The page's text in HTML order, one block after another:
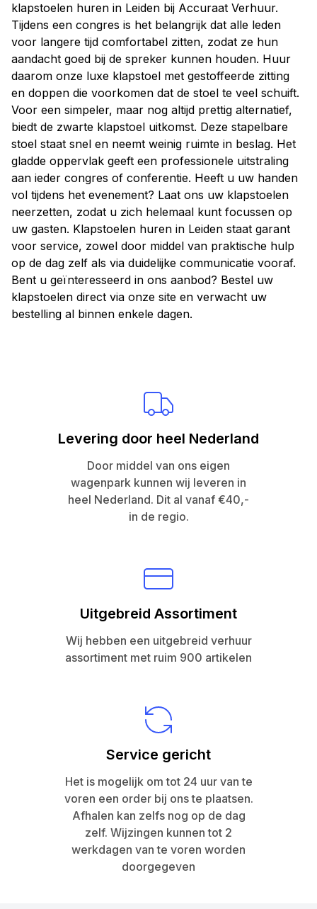
klapstoelen huren in Leiden bij Accuraat Verhuur.
Tijdens een congres is het belangrijk dat alle leden
voor langere tijd comfortabel zitten, zodat ze hun
aandacht goed bij de spreker kunnen houden. Huur
daarom onze luxe klapstoel met gestoffeerde zitting
en doppen die voorkomen dat de stoel te veel schuift.
Voor een simpeler, maar nog altijd prettig alternatief,
biedt de zwarte klapstoel uitkomst. Deze stapelbare
stoel staat snel en neemt weinig ruimte in beslag. Het
gladde oppervlak geeft een professionele uitstraling
aan ieder congres of conferentie. Heeft u uw handen
vol tijdens het evenement? Laat ons uw klapstoelen
neerzetten, zodat u zich helemaal kunt focussen op
uw gasten. Klapstoelen huren in Leiden staat garant
voor service, zowel door middel van praktische hulp
op de dag zelf als via duidelijke communicatie vooraf.
Bent u geïnteresseerd in ons aanbod? Bestel uw
klapstoelen direct via onze site en verwacht uw
bestelling al binnen enkele dagen.
Levering door heel Nederland
Door middel van ons eigen
wagenpark kunnen wij leveren in
heel Nederland. Dit al vanaf €40,-
in de regio.
Uitgebreid Assortiment
Wij hebben een uitgebreid verhuur
assortiment met ruim 900 artikelen
Service gericht
Het is mogelijk om tot 24 uur van te
voren een order bij ons te plaatsen.
Afhalen kan zelfs nog op de dag
zelf. Wijzingen kunnen tot 2
werkdagen van te voren worden
doorgegeven